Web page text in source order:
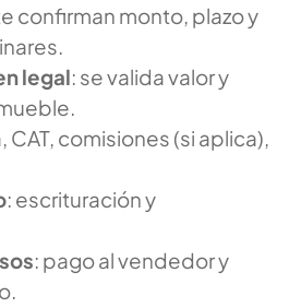
confirman monto, plazo y
legal: se valida valor y
CAT, comisiones (si aplica),
: escrituración y
: pago al vendedor y